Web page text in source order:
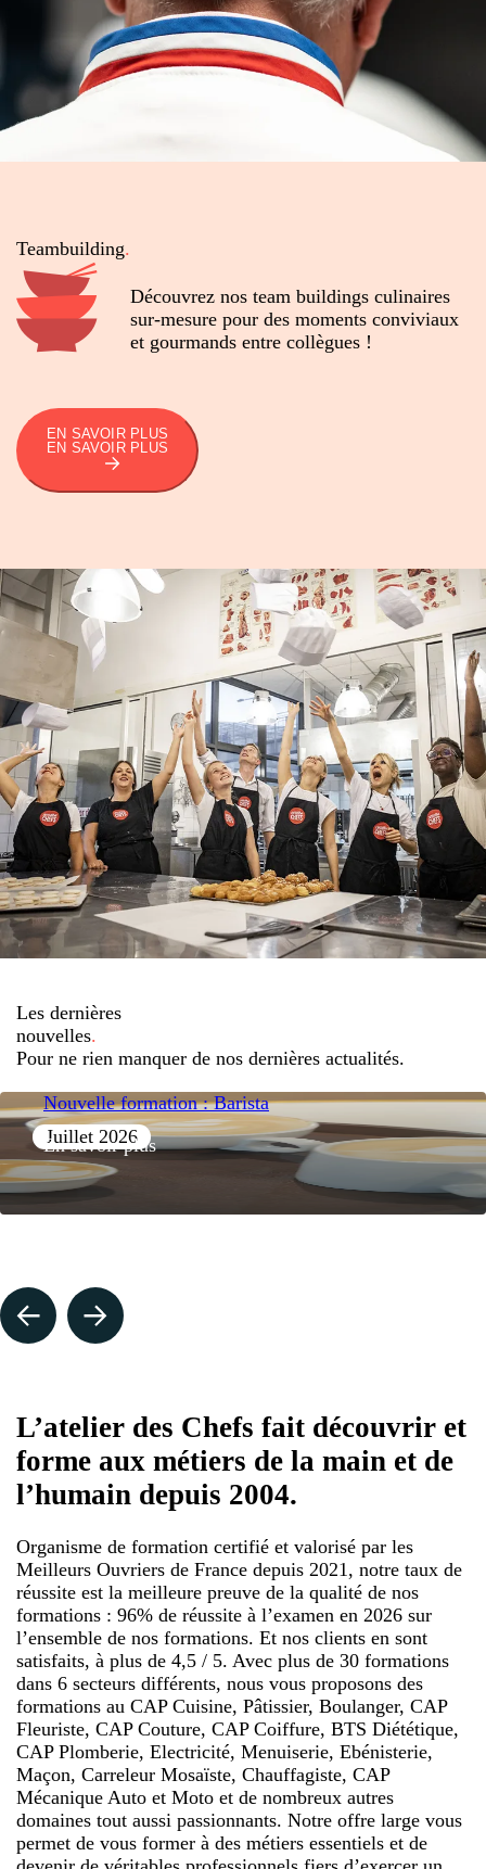
Teambuilding.
Découvrez nos team buildings culinaires
sur-mesure pour des moments conviviaux
et gourmands entre collègues !
EN SAVOIR PLUS
EN SAVOIR PLUS
Les dernières
nouvelles.
Pour ne rien manquer de nos dernières actualités.
Juillet 2026
Nouvelle formation : Barista
En savoir plus
L’atelier des Chefs fait découvrir et
forme aux métiers de la main et de
l’humain depuis 2004.
Organisme de formation certifié et valorisé par les
Meilleurs Ouvriers de France depuis 2021, notre taux de
réussite est la meilleure preuve de la qualité de nos
formations : 96% de réussite à l’examen en 2026 sur
l’ensemble de nos formations. Et nos clients en sont
satisfaits, à plus de 4,5 / 5. Avec plus de 30 formations
dans 6 secteurs différents, nous vous proposons des
formations au CAP Cuisine, Pâtissier, Boulanger, CAP
Fleuriste, CAP Couture, CAP Coiffure, BTS Diététique,
CAP Plomberie, Electricité, Menuiserie, Ebénisterie,
Maçon, Carreleur Mosaïste, Chauffagiste, CAP
Mécanique Auto et Moto et de nombreux autres
domaines tout aussi passionnants. Notre offre large vous
permet de vous former à des métiers essentiels et de